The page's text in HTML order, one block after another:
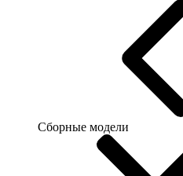
Сборные модели